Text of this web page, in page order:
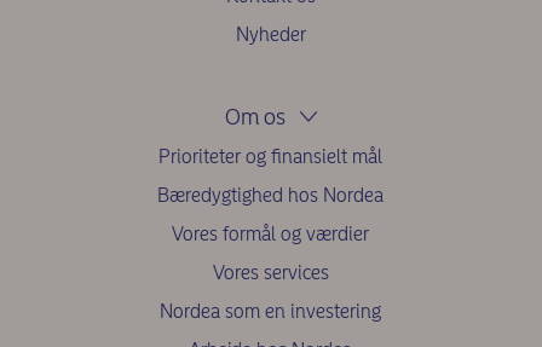
Nyheder
Om os
Prioriteter og finansielt mål
Bæredygtighed hos Nordea
Vores formål og værdier
Vores services
Nordea som en investering